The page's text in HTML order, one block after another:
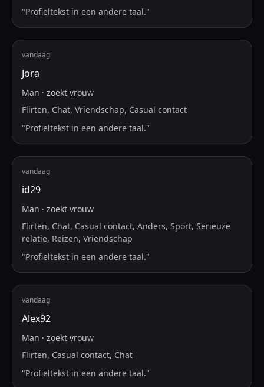
"Profieltekst in een andere taal."
vandaag
Jora
Man · zoekt vrouw
Flirten, Chat, Vriendschap, Casual contact
"Profieltekst in een andere taal."
vandaag
id29
Man · zoekt vrouw
Flirten, Chat, Casual contact, Anders, Sport, Serieuze
relatie, Reizen, Vriendschap
"Profieltekst in een andere taal."
vandaag
Alex92
Man · zoekt vrouw
Flirten, Casual contact, Chat
"Profieltekst in een andere taal."